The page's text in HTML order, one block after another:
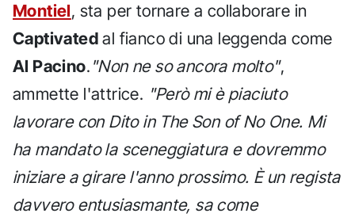
Montiel, sta per tornare a collaborare in
Captivated al fianco di una leggenda come
Al Pacino. "Non ne so ancora molto",
ammette l'attrice. "Però mi è piaciuto
lavorare con Dito in The Son of No One. Mi
ha mandato la sceneggiatura e dovremmo
iniziare a girare l'anno prossimo. È un regista
davvero entusiasmante, sa come